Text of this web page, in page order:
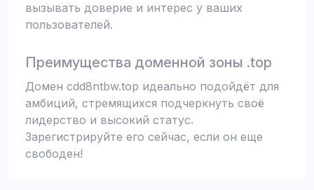
вызывать доверие и интерес у ваших
пользователей.
Преимущества доменной зоны .top
Домен cdd8ntbw.top идеально подойдёт для
амбиций, стремящихся подчеркнуть своё
лидерство и высокий статус.
Зарегистрируйте его сейчас, если он еще
свободен!